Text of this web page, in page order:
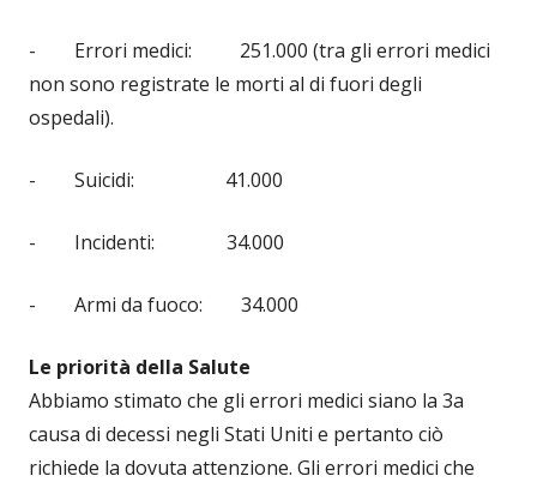
- Errori medici: 251.000 (tra gli errori medici
non sono registrate le morti al di fuori degli
ospedali).
- Suicidi: 41.000
- Incidenti: 34.000
- Armi da fuoco: 34.000
Le priorità della Salute
Abbiamo stimato che gli errori medici siano la 3a
causa di decessi negli Stati Uniti e pertanto ciò
richiede la dovuta attenzione. Gli errori medici che